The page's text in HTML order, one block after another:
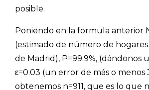
posible.
Poniendo en la formula anterior
(estimado de número de
de Madrid), P=99.9%, (dándonos
ε=0.03 (un error de más o menos
obtenemos n=911, que es lo que